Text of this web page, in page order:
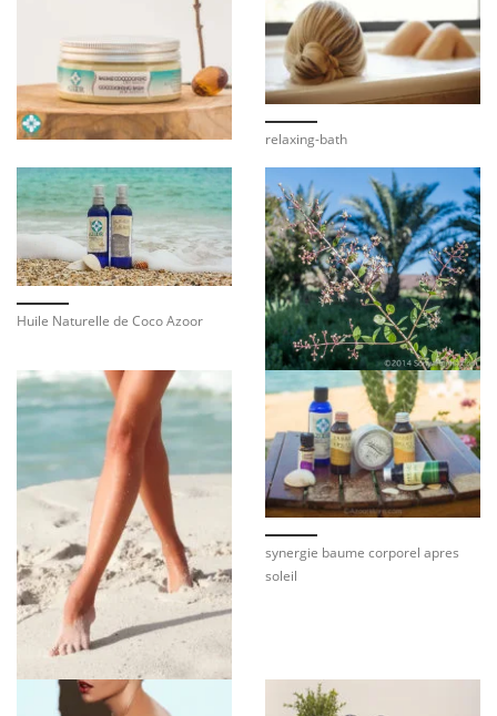
relaxing-bath
Huile Naturelle de Coco Azoor
synergie baume corporel apres
soleil